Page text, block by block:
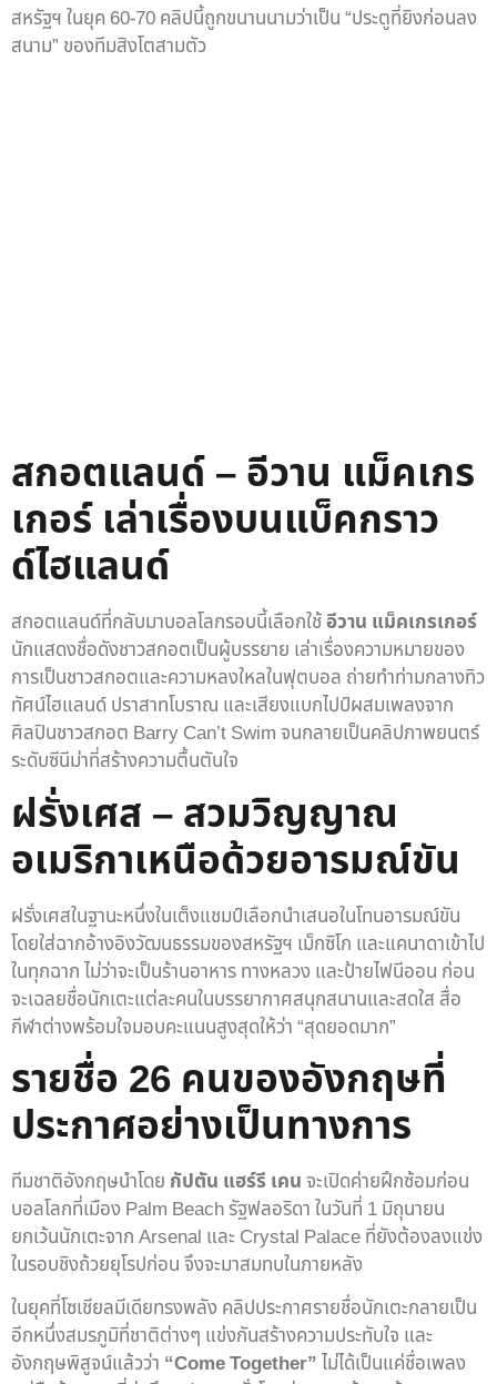
สหรัฐฯ ในยุค 60-70 คลิปนี้ถูกขนานนามว่าเป็น “ประตูที่ยิงก่อนลง
สนาม” ของทีมสิงโตสามตัว
สกอตแลนด์ – อีวาน แม็คเกร
เกอร์ เล่าเรื่องบนแบ็คกราว
ด์ไฮแลนด์
สกอตแลนด์ที่กลับมาบอลโลกรอบนี้เลือกใช้อีวาน แม็คเกรเกอร์
นักแสดงชื่อดังชาวสกอตเป็นผู้บรรยาย เล่าเรื่องความหมายของ
การเป็นชาวสกอตและความหลงใหลในฟุตบอล ถ่ายทำท่ามกลางทิว
ทัศน์ไฮแลนด์ ปราสาทโบราณ และเสียงแบกไปป์ผสมเพลงจาก
ศิลปินชาวสกอต Barry Can’t Swim จนกลายเป็นคลิปภาพยนตร์
ระดับซีนีม่าที่สร้างความตื้นตันใจ
ฝรั่งเศส – สวมวิญญาณ
อเมริกาเหนือด้วยอารมณ์ขัน
ฝรั่งเศสในฐานะหนึ่งในเต็งแชมป์เลือกนำเสนอในโทนอารมณ์ขัน
โดยใส่ฉากอ้างอิงวัฒนธรรมของสหรัฐฯ เม็กซิโก และแคนาดาเข้าไป
ในทุกฉาก ไม่ว่าจะเป็นร้านอาหาร ทางหลวง และป้ายไฟนีออน ก่อน
จะเฉลยชื่อนักเตะแต่ละคนในบรรยากาศสนุกสนานและสดใส สื่อ
กีฬาต่างพร้อมใจมอบคะแนนสูงสุดให้ว่า “สุดยอดมาก”
รายชื่อ 26 คนของอังกฤษที่
ประกาศอย่างเป็นทางการ
ทีมชาติอังกฤษนำโดย กัปตัน แฮร์รี เคนจะเปิดค่ายฝึกซ้อมก่อน
บอลโลกที่เมือง Palm Beach รัฐฟลอริดา ในวันที่ 1 มิถุนายน
ยกเว้นนักเตะจาก Arsenal และ Crystal Palace ที่ยังต้องลงแข่ง
ในรอบชิงถ้วยยุโรปก่อน จึงจะมาสมทบในภายหลัง
ในยุคที่โซเชียลมีเดียทรงพลัง คลิปประกาศรายชื่อนักเตะกลายเป็น
อีกหนึ่งสมรภูมิที่ชาติต่างๆ แข่งกันสร้างความประทับใจ และ
อังกฤษพิสูจน์แล้วว่า “Come Together”ไม่ได้เป็นแค่ชื่อเพลง